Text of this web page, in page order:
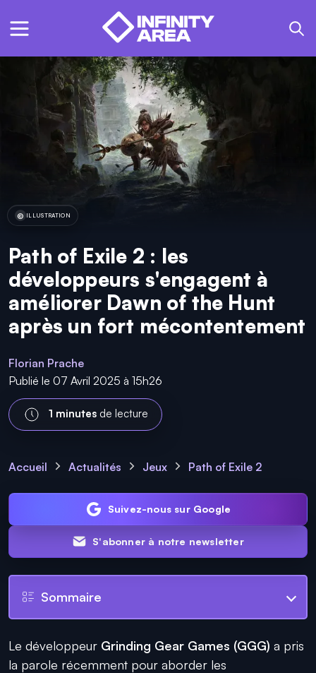
ILLUSTRATION
Path of Exile 2 : les
développeurs s'engagent à
améliorer Dawn of the Hunt
après un fort mécontentement
Florian Prache
Publié le 07 Avril 2025 à 15h26
1 minutesde lecture
Accueil Actualités Jeux Path of Exile 2
Suivez-nous sur Google
S'abonner à notre newsletter
Sommaire
Le développeur Grinding Gear Games (GGG) a pris
la parole récemment pour aborder les